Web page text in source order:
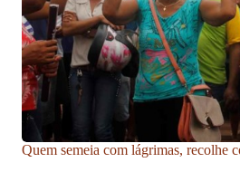
Quem semeia com lágrimas, recolhe